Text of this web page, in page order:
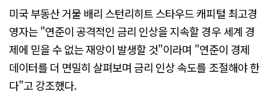
미국 부동산 거물 배리 스턴리히트 스타우드 캐피털 최고경
영자는 "연준이 공격적인 금리 인상을 지속할 경우 세계 경
제에 믿을 수 없는 재앙이 발생할 것"이라며 "연준이 경제
데이터를 더 면밀히 살펴보며 금리 인상 속도를 조절해야 한
다"고 강조했다.